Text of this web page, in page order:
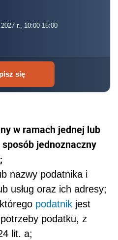
r., 10:00-15:00
się
w ramach jednej lub
jednoznaczny
nazwy podatnika i
usług oraz ich adresy;
podatnik jest
podatku, z
lit. a;